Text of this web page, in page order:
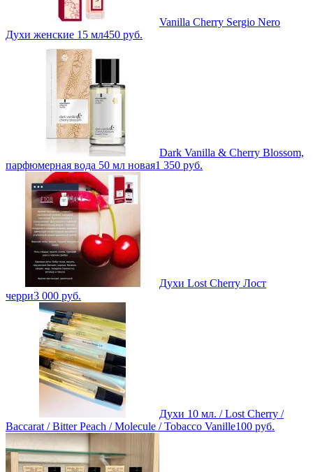
Vanilla Cherry Sergio Nero
Духи женские 15 мл450 руб.
Dark Vanilla & Cherry Blossom,
парфюмерная вода 50 мл новая1 350 руб.
Духи Lost Cherry Лост
черри3 000 руб.
Духи 10 мл. / Lost Cherry /
Baccarat / Bitter Peach / Molecule / Tobacco Vanille100 руб.